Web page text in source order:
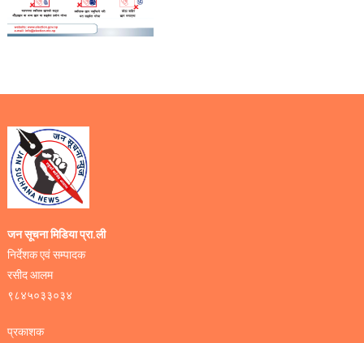
जन सूचना मिडिया प्रा.ली
निर्देशक एवं सम्पादक
रसीद आलम
९८४५०३३०३४
प्रकाशक